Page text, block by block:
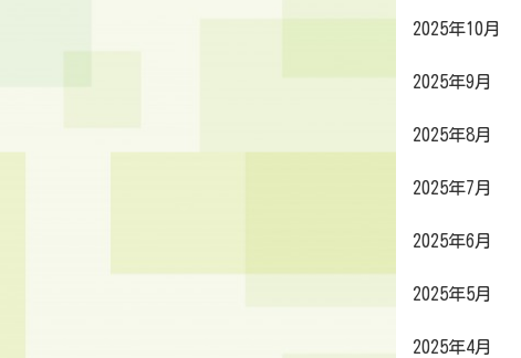
2025年10月
2025年9月
2025年8月
2025年7月
2025年6月
2025年5月
2025年4月